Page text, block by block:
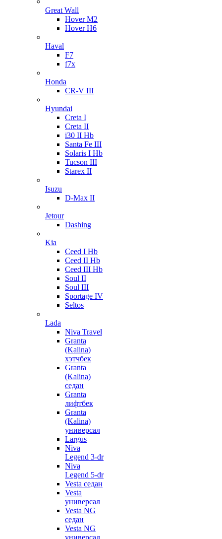
Great Wall
Hover M2
Hover H6
Haval
F7
f7x
Honda
CR-V III
Hyundai
Creta I
Creta II
i30 II Hb
Santa Fe III
Solaris I Hb
Tucson III
Starex II
Isuzu
D-Max II
Jetour
Dashing
Kia
Ceed I Hb
Ceed II Hb
Ceed III Hb
Soul II
Soul III
Sportage IV
Seltos
Lada
Niva Travel
Granta
(Kalina)
хэтчбек
Granta
(Kalina)
седан
Granta
лифтбек
Granta
(Kalina)
универсал
Largus
Niva
Legend 3-dr
Niva
Legend 5-dr
Vesta седан
Vesta
универсал
Vesta NG
седан
Vesta NG
универсал